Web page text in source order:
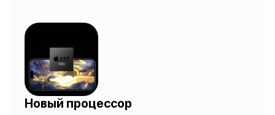
Новый процессор